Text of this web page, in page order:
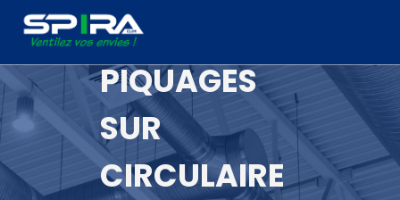
PIQUAGES
SUR
CIRCULAIRE